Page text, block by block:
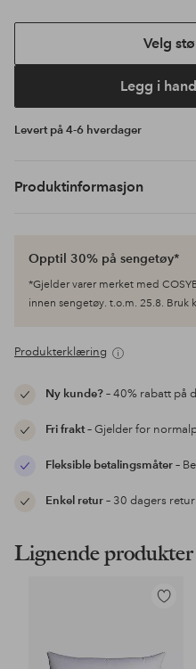
Velg
Legg i
Levert på 4-6 hverdager
Produktinformasjon
Opptil 30% på sengetøy*
*Gjelder varer merket med
innen sengetøy. t.o.m. 25.8. Bruk
Produkterklæring
Ny kunde?– 40% rabatt på
Fri frakt– Gjelder for
Fleksible betalingsmåter–
Enkel retur– 30 dagers
Lignende produkter
Legg